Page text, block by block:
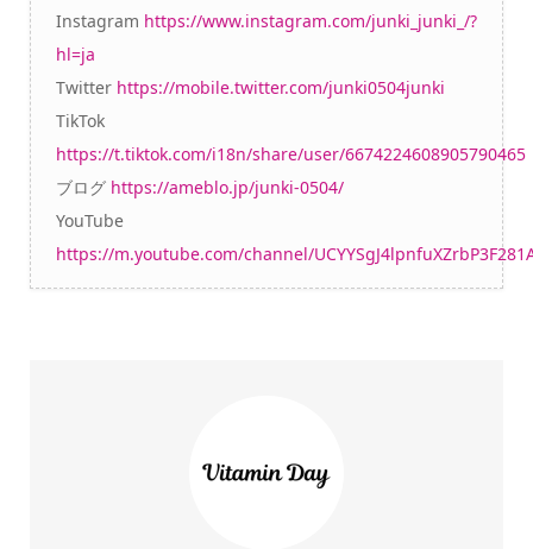
Instagram https://www.instagram.com/junki_junki_/?
hl=ja
Twitter https://mobile.twitter.com/junki0504junki
TikTok
https://t.tiktok.com/i18n/share/user/6674224608905790465
ブログ https://ameblo.jp/junki-0504/
YouTube
https://m.youtube.com/channel/